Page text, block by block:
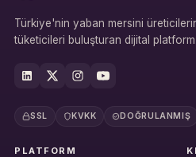
Türkiye'nin yaban mersini
tüketicileri buluşturan dijital platform.
SSL KVKK DOĞRULANMIŞ
PLATFORM